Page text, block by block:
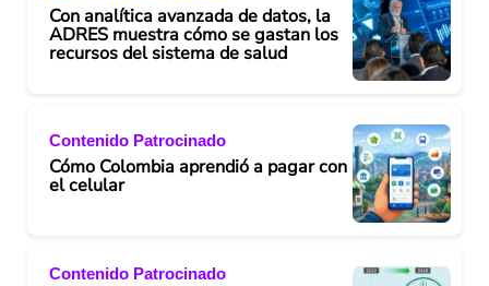
Con analítica avanzada de datos, la
ADRES muestra cómo se gastan los
recursos del sistema de salud
Contenido Patrocinado
Cómo Colombia aprendió a pagar con
el celular
Contenido Patrocinado